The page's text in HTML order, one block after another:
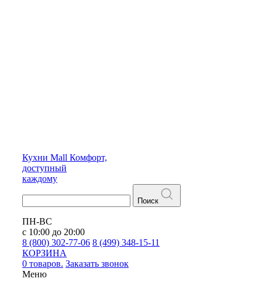
Кухни Mall Комфорт,
доступный
каждому
Поиск
ПН-ВС
с 10:00 до 20:00
8 (800) 302-77-06 8 (499) 348-15-11
КОРЗИНА
0 товаров. Заказать звонок
Меню